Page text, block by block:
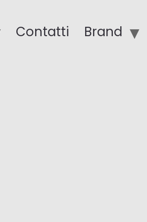
Contatti Brand